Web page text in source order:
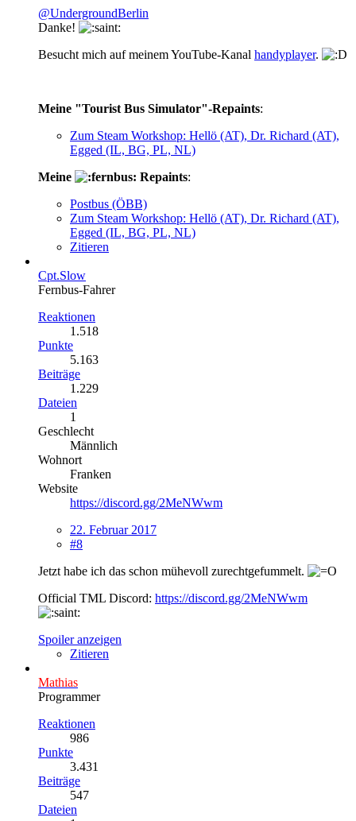
@UndergroundBerlin
Danke!
Besucht mich auf meinem YouTube-Kanal handyplayer.
Meine "Tourist Bus Simulator"-Repaints:
Zum Steam Workshop: Hellö (AT), Dr. Richard (AT),
Egged (IL, BG, PL, NL)
Meine
Repaints:
Postbus (ÖBB)
Zum Steam Workshop: Hellö (AT), Dr. Richard (AT),
Egged (IL, BG, PL, NL)
Zitieren
Cpt.Slow
Fernbus-Fahrer
Reaktionen
1.518
Punkte
5.163
Beiträge
1.229
Dateien
1
Geschlecht
Männlich
Wohnort
Franken
Website
https://discord.gg/2MeNWwm
22. Februar 2017
#8
Jetzt habe ich das schon mühevoll zurechtgefummelt.
Official TML Discord: https://discord.gg/2MeNWwm
Spoiler anzeigen
Zitieren
Mathias
Programmer
Reaktionen
986
Punkte
3.431
Beiträge
547
Dateien